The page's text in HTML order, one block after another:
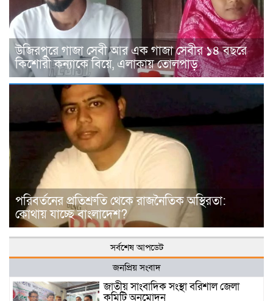
উজিরপুরে গাজা সেবী আর এক গাজা সেবীর ১৪ বছরে
কিশোরী কন্যাকে বিয়ে, এলাকায় তোলপাড়
পরিবর্তনের প্রতিশ্রুতি থেকে রাজনৈতিক অস্থিরতা:
কোথায় যাচ্ছে বাংলাদেশ?
সর্বশেষ আপডেট
জনপ্রিয় সংবাদ
জাতীয় সাংবাদিক সংস্থা বরিশাল জেলা
কমিটি অনুমোদন